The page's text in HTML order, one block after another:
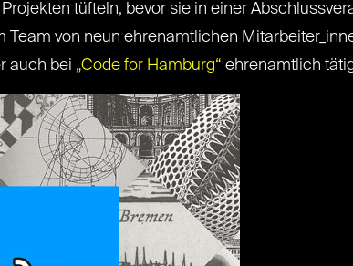
tüfteln, bevor sie in einer
von neun ehrenamtlichen
auch bei „Code for Hamburg“ ehrenamtlich